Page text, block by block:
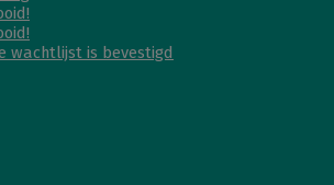
wachtlijst is bevestigd